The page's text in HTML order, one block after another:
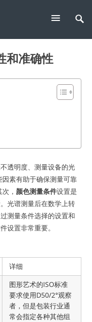
和准确性
透明度、测量设备的光
素有助于确保测量可靠
次，颜色测量条件设置是
光谱测量后在数学上转
测量条件选择的设置和
设置非常重要。
详细
图形艺术的ISO标准
要求使用D50/2°观察
者，但是包装行业通
常会指定各种其他组